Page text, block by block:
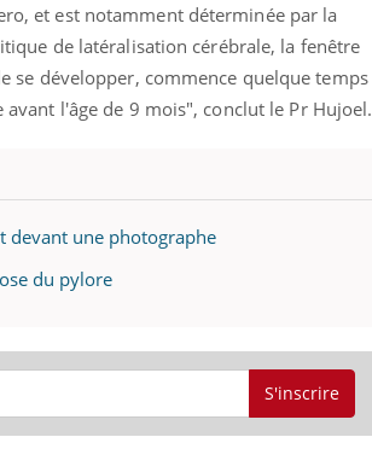
et est notamment déterminée par la
de latéralisation cérébrale, la fenêtre
se développer, commence quelque temps
l'âge de 9 mois", conclut le Pr Hujoel.
devant une photographe
du pylore
S'inscrire